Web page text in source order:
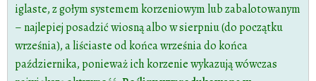
iglaste, z gołym systemem korzeniowym lub zabalotowanym
– najlepiej posadzić wiosną albo w sierpniu (do początku
września), a liściaste od końca września do końca
października, ponieważ ich korzenie wykazują wówczas